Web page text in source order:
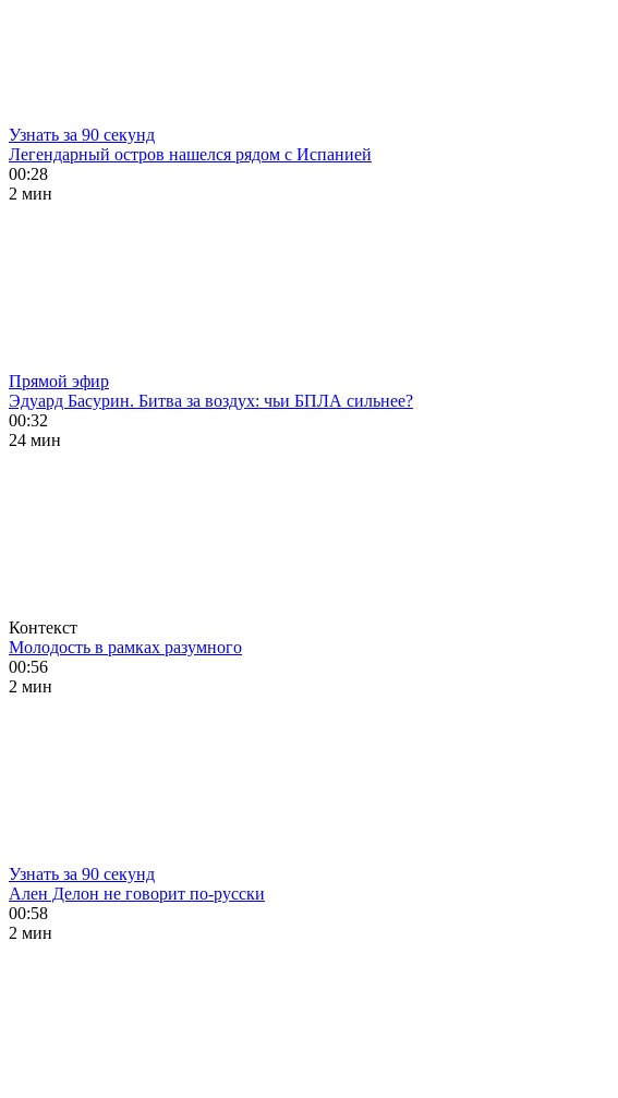
Узнать за 90 секунд
Легендарный остров нашелся рядом с Испанией
00:28
2 мин
Прямой эфир
Эдуард Басурин. Битва за воздух: чьи БПЛА сильнее?
00:32
24 мин
Контекст
Молодость в рамках разумного
00:56
2 мин
Узнать за 90 секунд
Ален Делон не говорит по-русски
00:58
2 мин